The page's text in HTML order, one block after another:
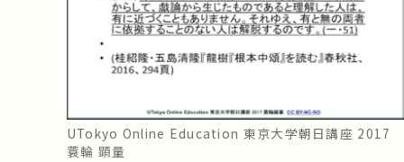
UTokyo Online Education 東京大学朝日講座 2017
蓑輪 顕量